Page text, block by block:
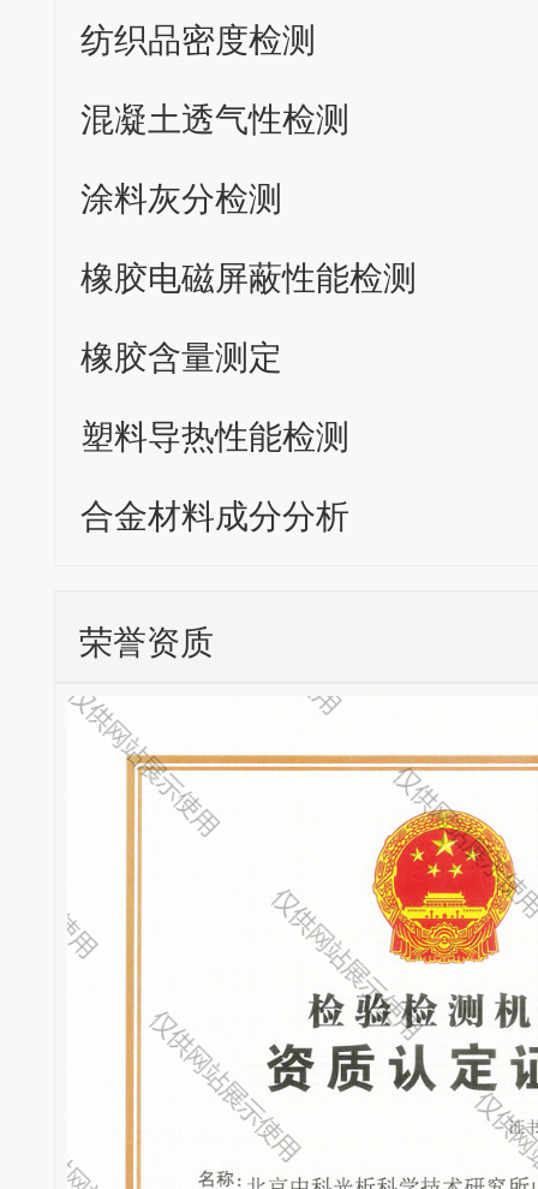
纺织品密度检测
混凝土透气性检测
涂料灰分检测
橡胶电磁屏蔽性能检测
橡胶含量测定
塑料导热性能检测
合金材料成分分析
荣誉资质